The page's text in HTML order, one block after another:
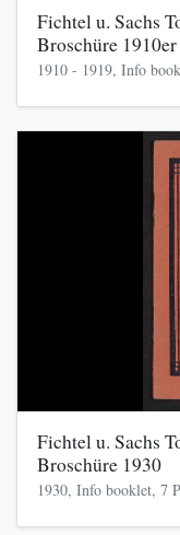
Fichtel u. Sachs
Broschüre 1910er
1910 - 1919, Info
Fichtel u. Sachs
Broschüre 1930
1930, Info booklet, 7